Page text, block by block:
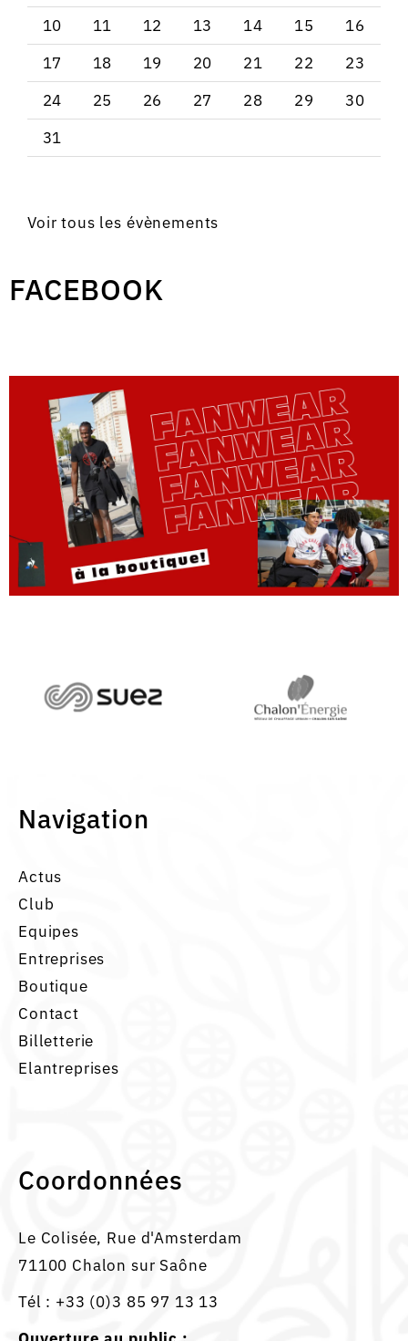
10
11 12 13 14 15
16
17
18 19 20 21 22
23
24
25 26 27 28 29
30
31
Voir tous les évènements
FACEBOOK
Navigation
Actus
Club
Equipes
Entreprises
Boutique
Contact
Billetterie
Elantreprises
Coordonnées
Le Colisée, Rue d'Amsterdam
71100 Chalon sur Saône
Tél : +33 (0)3 85 97 13 13